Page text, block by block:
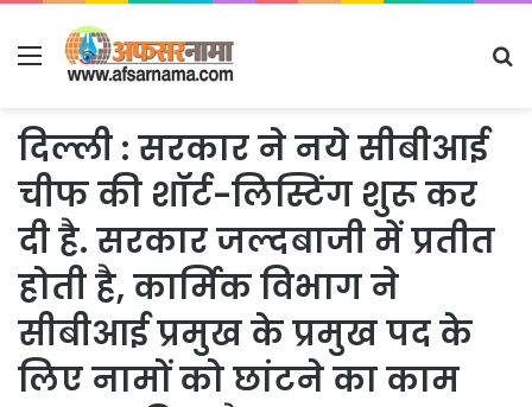
Menu
दिल्ली : सरकार ने नये सीबीआई
चीफ की शॉर्ट-लिस्टिंग शुरू कर
दी है. सरकार जल्दबाजी में प्रतीत
होती है, कार्मिक विभाग ने
सीबीआई प्रमुख के प्रमुख पद के
लिए नामों को छांटने का काम